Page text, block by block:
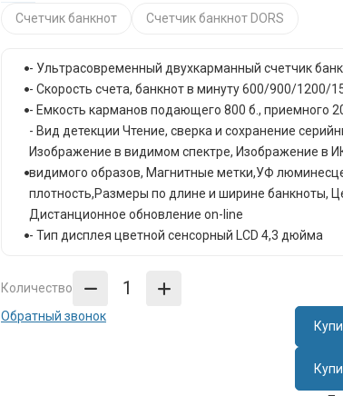
Счетчик банкнот
Счетчик банкнот DORS
- Ультрасовременный двухкарманный счетчик
- Скорость счета, банкнот в минуту 600/900/1200/
- Емкость карманов подающего 800 б., приемного
- Вид детекции Чтение, сверка и сохранение
Изображение в видимом спектре, Изображение в
видимого образов, Магнитные метки,УФ
плотность,Размеры по длине и ширине банкноты,
Дистанционное обновление on-line
- Тип дисплея цветной сенсорный LCD 4,3 дюйма
Количество
Обратный звонок